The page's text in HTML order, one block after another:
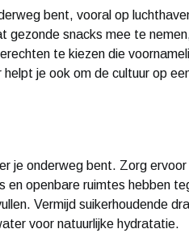
bent, vooral op
gezonde snacks mee te
te kiezen die
je ook om de cultuur op
je onderweg bent. Zorg
en openbare ruimtes hebben
Vermijd suikerhoudende
voor natuurlijke hydratatie.